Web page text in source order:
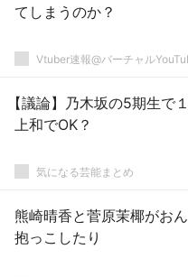
てしまうのか？
Vtuber速報@バーチャル
【議論】乃木坂の5期生で
上和でOK？
気になる芸能まとめ
熊崎晴香と菅原茉椰がお
抱っこしたり